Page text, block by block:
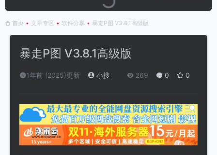
首页 • 文章专区 • 软件分享 • 暴走P图 V3.8.1高级版
暴走P图 V3.8.1高级版
1年前 (2025)更新 小搜 269 0 0